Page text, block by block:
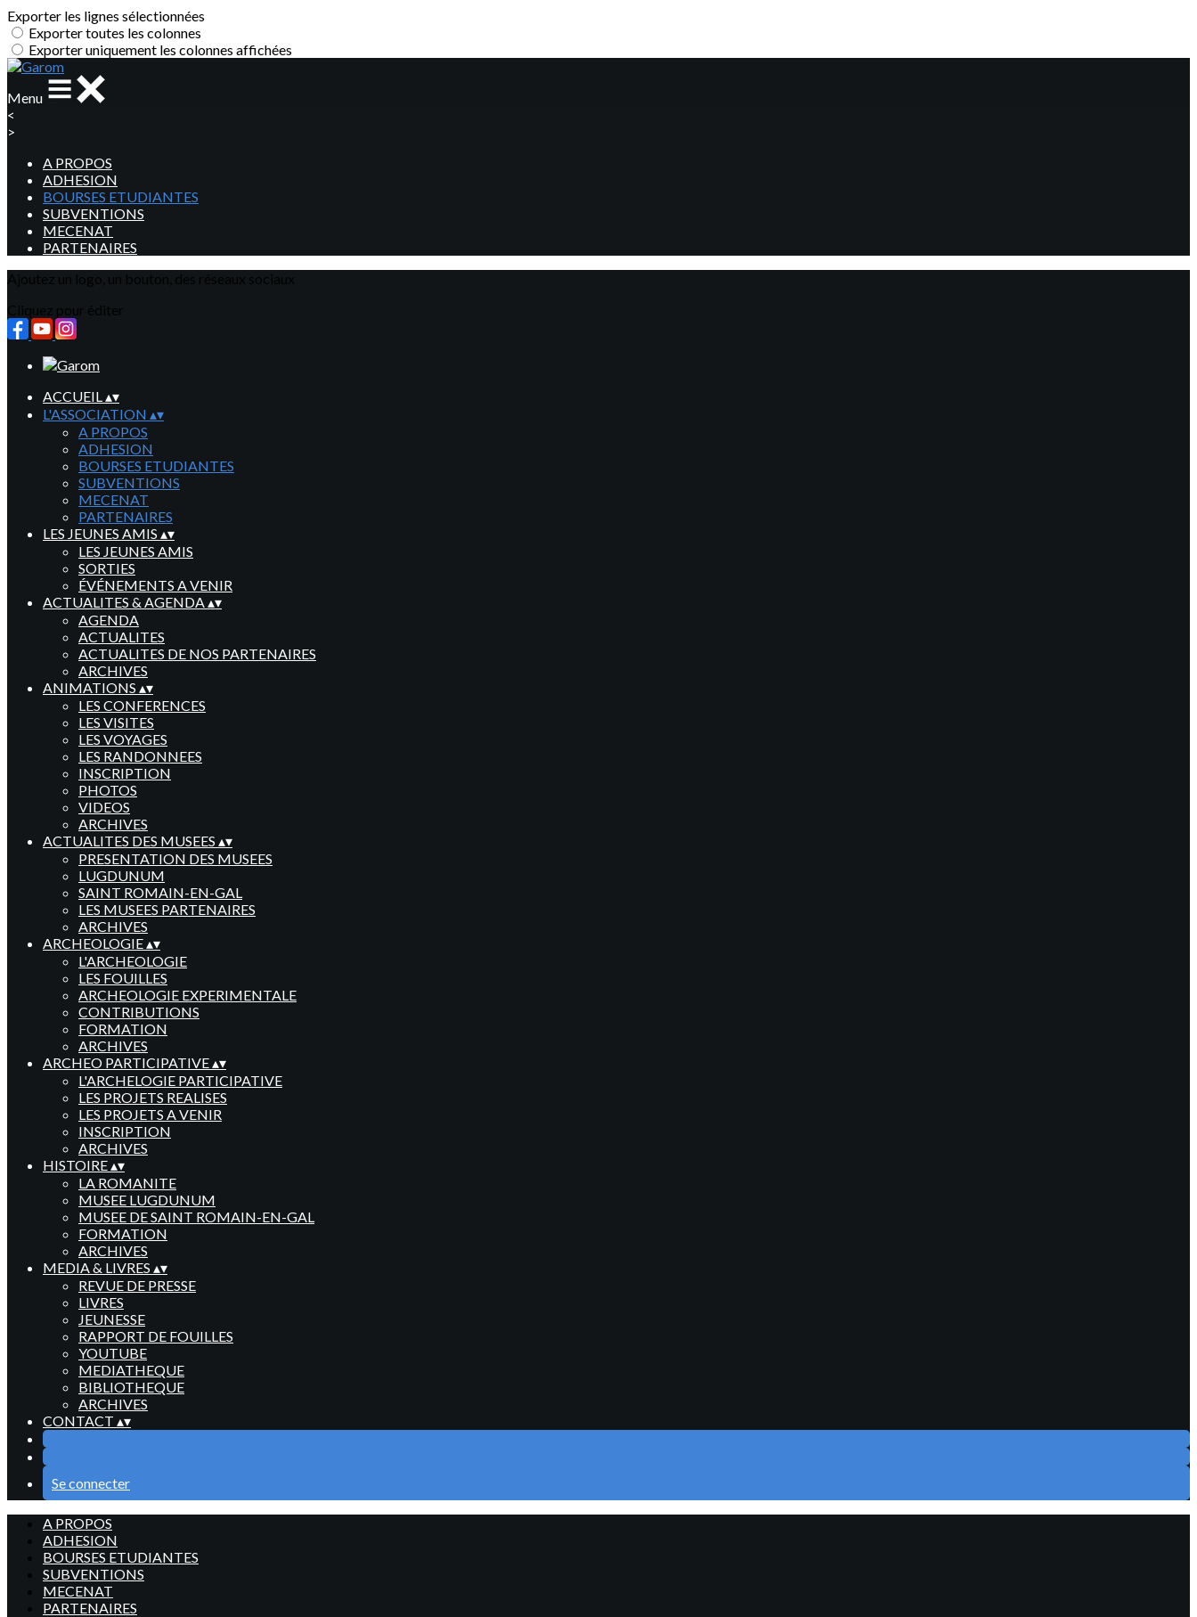
Exporter les lignes sélectionnées
Exporter toutes les colonnes
Exporter uniquement les colonnes affichées
Menu
<
>
A PROPOS
ADHESION
BOURSES ETUDIANTES
SUBVENTIONS
MECENAT
PARTENAIRES
ACCUEIL▴▾
L'ASSOCIATION ▴▾
A PROPOS
ADHESION
BOURSES ETUDIANTES
SUBVENTIONS
MECENAT
PARTENAIRES
LES JEUNES AMIS ▴▾
LES JEUNES AMIS
SORTIES
ÉVÉNEMENTS A VENIR
ACTUALITES & AGENDA▴▾
AGENDA
ACTUALITES
ACTUALITES DE NOS PARTENAIRES
ARCHIVES
ANIMATIONS ▴▾
LES CONFERENCES
LES VISITES
LES VOYAGES
LES RANDONNEES
INSCRIPTION
PHOTOS
VIDEOS
ARCHIVES
ACTUALITES DES MUSEES ▴▾
PRESENTATION DES MUSEES
LUGDUNUM
SAINT ROMAIN-EN-GAL
LES MUSEES PARTENAIRES
ARCHIVES
ARCHEOLOGIE▴▾
L'ARCHEOLOGIE
LES FOUILLES
ARCHEOLOGIE EXPERIMENTALE
CONTRIBUTIONS
FORMATION
ARCHIVES
ARCHEO PARTICIPATIVE▴▾
L'ARCHELOGIE PARTICIPATIVE
LES PROJETS REALISES
LES PROJETS A VENIR
INSCRIPTION
ARCHIVES
HISTOIRE▴▾
LA ROMANITE
MUSEE LUGDUNUM
MUSEE DE SAINT ROMAIN-EN-GAL
FORMATION
ARCHIVES
MEDIA & LIVRES ▴▾
REVUE DE PRESSE
LIVRES
JEUNESSE
RAPPORT DE FOUILLES
YOUTUBE
MEDIATHEQUE
BIBLIOTHEQUE
ARCHIVES
CONTACT ▴▾
Se connecter
A PROPOS
ADHESION
BOURSES ETUDIANTES
SUBVENTIONS
MECENAT
PARTENAIRES